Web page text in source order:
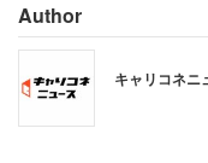
「2020年に高等学校
く変わる『教育改革
すか？」という質問
Author
キャリコネニ